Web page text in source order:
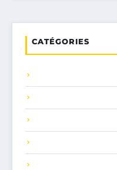
CATÉGORIES